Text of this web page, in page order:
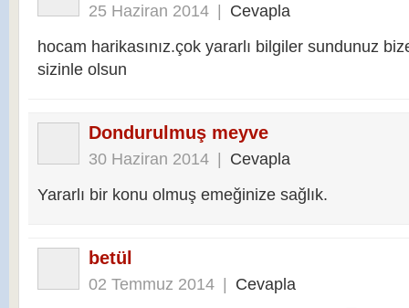
25 Haziran 2014 | Cevapla
hocam harikasınız.çok yararlı bilgiler sundunuz
sizinle olsun
Dondurulmuş meyve
30 Haziran 2014 | Cevapla
Yararlı bir konu olmuş emeğinize sağlık.
betül
02 Temmuz 2014 | Cevapla